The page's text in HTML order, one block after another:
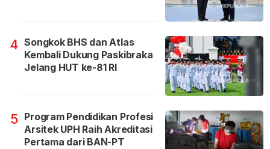
4 Songkok BHS dan Atlas
Kembali Dukung Paskibraka
Jelang HUT ke-81 RI
5 Program Pendidikan Profesi
Arsitek UPH Raih Akreditasi
Pertama dari BAN-PT